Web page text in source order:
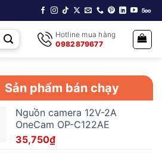
Hotline mua hàng
0982879677
Sản phẩm bán chạy
Nguồn camera 12V-2A
OneCam OP-C122AE
35,750₫